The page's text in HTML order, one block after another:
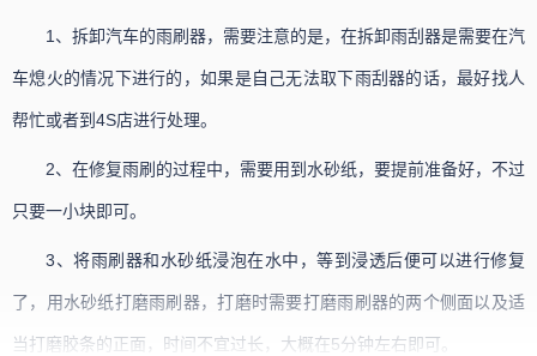
1、拆卸汽车的雨刷器，需要注意的是，在拆卸雨刮器是需要在汽
车熄火的情况下进行的，如果是自己无法取下雨刮器的话，最好找人
帮忙或者到4S店进行处理。
2、在修复雨刷的过程中，需要用到水砂纸，要提前准备好，不过
只要一小块即可。
3、将雨刷器和水砂纸浸泡在水中，等到浸透后便可以进行修复
了，用水砂纸打磨雨刷器，打磨时需要打磨雨刷器的两个侧面以及适
当打磨胶条的正面，时间不宜过长，大概在5分钟左右即可。